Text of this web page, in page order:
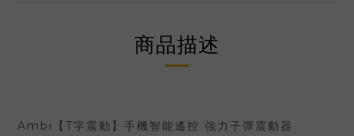
商品描述
Ambi【T字震動】手機智能遙控 強力子彈震動器